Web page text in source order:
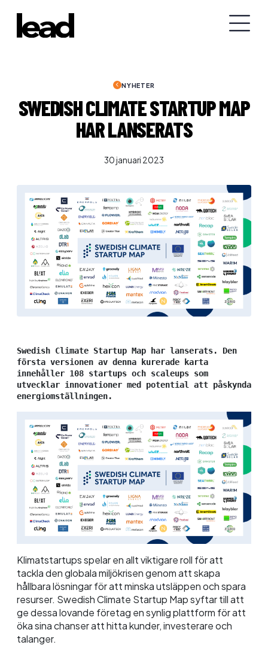
NYHETER
SWEDISH CLIMATE STARTUP MAP
HAR LANSERATS
30 januari 2023
Swedish Climate Startup Map har lanserats. Den
första versionen av denna kurerade karta
innehåller 108 startups och scaleups som
utvecklar innovationer med potential att påskynda
energiomställningen.
Klimatstartups spelar en allt viktigare roll för att
tackla den globala miljökrisen genom att skapa
hållbara lösningar för att minska utsläppen och spara
resurser. Swedish Climate Startup Map syftar till att
ge dessa lovande företag en synlig plattform för att
öka sina chanser att hitta kunder, investerare och
talanger.